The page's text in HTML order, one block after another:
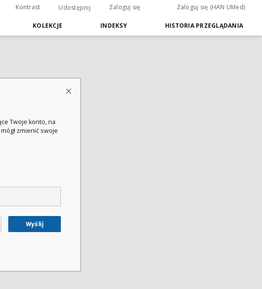
Kontrast Udostępnij Zaloguj się Zaloguj się (HAN UMed)
KOLEKCJE INDEKSY HISTORIA PRZEGLĄDANIA
Twoje konto, na
zmienić swoje
Wyślij